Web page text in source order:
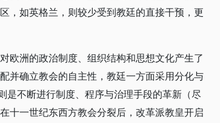
，如英格兰，则较少受到教廷的直接干预，更
欧洲的政治制度、组织结构和思想文化产生了
并确立教会的自主性，教廷一方面采用分化与
是不断进行制度、程序与治理手段的革新（尽
十一世纪东西方教会分裂后，改革派教皇开启